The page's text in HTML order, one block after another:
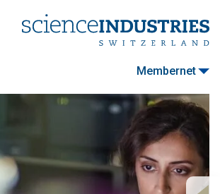
Membernet